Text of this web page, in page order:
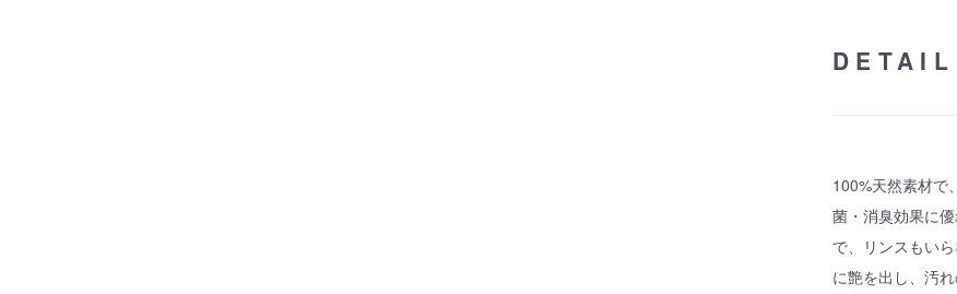
DETAIL
100%天然素材で
菌・消臭効果に
で、リンスもい
に艶を出し、汚